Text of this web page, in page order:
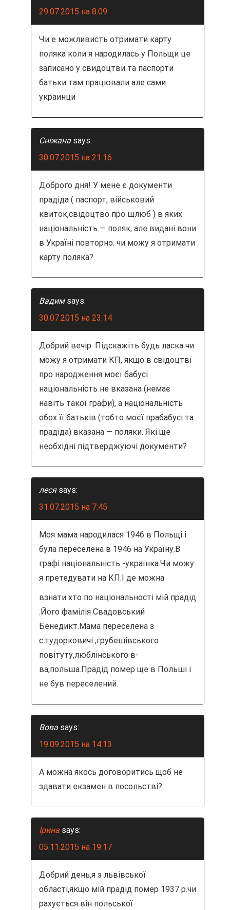
29.07.2015 на 8:09
Чи е можливисть отримати карту
поляка коли я народилась у Польщи це
записано у свидоцтви та паспорти
батьки там працювали але сами
украинци
Сніжана says:
30.07.2015 на 21:16
Доброго дня! У мене є документи
прадіда ( паспорт, військовий
квиток,свідоцтво про шлюб ) в яких
національність — поляк, але видані вони
в Україні повторно. чи можу я отримати
карту поляка?
Вадим says:
30.07.2015 на 23:14
Добрий вечір. Підскажіть будь ласка чи
можу я отримати КП, якщо в свідоцтві
про народження моєї бабусі
національність не вказана (немає
навіть такої графи), а національність
обох її батьків (тобто моєї прабабусі та
прадіда) вказана — поляки. Які ще
необхідні підтверджуючі документи?
леся says:
31.07.2015 на 7:45
Моя мама народилася 1946 в Польщі і
була переселена в 1946 на Україну.В
графі національність -українка.Чи можу
я претедувати на КП.І де можна
взнати хто по національності мій прадід
.Його фамілія Свадовський
Бенедикт.Мама переселена з
с.тудорковичі ,грубешівського
повітуту,люблінського в-
ва,польша.Прадід помер ще в Польші і
не був переселений.
Вова says:
19.09.2015 на 14:13
А можна якось договоритись щоб не
здавати екзамен в посольстві?
Ірина says:
05.11.2015 на 19:17
Добрий день,я з львівської
області,якщо мій прадід помер 1937 р.чи
рахується він польської